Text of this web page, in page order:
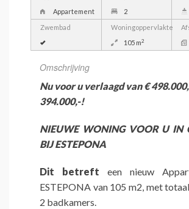
Appartement
2
Zwembad
Woningoppervlakte
105 m2
Omschrijving
Nu voor u verlaagd van €
394.000,-!
NIEUWE WONING VOOR U IN
BIJ ESTEPONA
Dit betreft een nieuw
ESTEPONA van 105 m2, met
2 badkamers.